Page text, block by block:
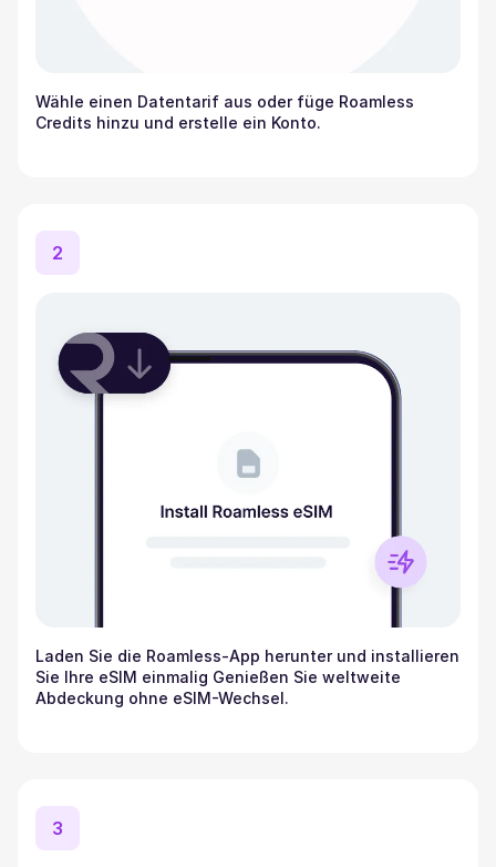
Wähle einen Datentarif aus oder füge Roamless
Credits hinzu und erstelle ein Konto.
2
Laden Sie die Roamless-App herunter und installieren
Sie Ihre eSIM einmalig Genießen Sie weltweite
Abdeckung ohne eSIM-Wechsel.
3